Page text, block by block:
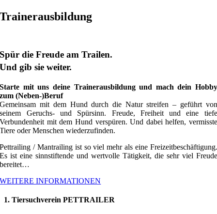
Trainerausbildung
Spür die Freude am Trailen.
Und gib sie weiter.
Starte mit uns deine Trainerausbildung und mach dein Hobby
zum (Neben-)Beruf
Gemeinsam mit dem Hund durch die Natur streifen – geführt von
seinem Geruchs- und Spürsinn. Freude, Freiheit und eine tiefe
Verbundenheit mit dem Hund verspüren. Und dabei helfen, vermisste
Tiere oder Menschen wiederzufinden.
Pettrailing / Mantrailing ist so viel mehr als eine Freizeitbeschäftigung.
Es ist eine sinnstiftende und wertvolle Tätigkeit, die sehr viel Freude
bereitet…
WEITERE INFORMATIONEN
1. Tiersuchverein PETTRAILER